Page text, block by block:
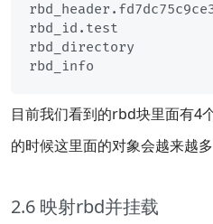
rbd_id.test
rbd_directory
目前我们看到的rbd块里面有4
的时候这里面的对象会越来越多
2.6 映射rbd并挂载